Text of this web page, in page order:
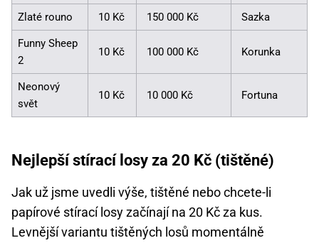
Zlaté rouno 10 Kč 150 000 Kč Sazka
Funny Sheep
2
10 Kč 100 000 Kč Korunka
Neonový
svět
10 Kč 10 000 Kč Fortuna
Nejlepší stírací losy za 20 Kč (tištěné)
Jak už jsme uvedli výše, tištěné nebo chcete-li
papírové stírací losy začínají na 20 Kč za kus.
Levnější variantu tištěných losů momentálně